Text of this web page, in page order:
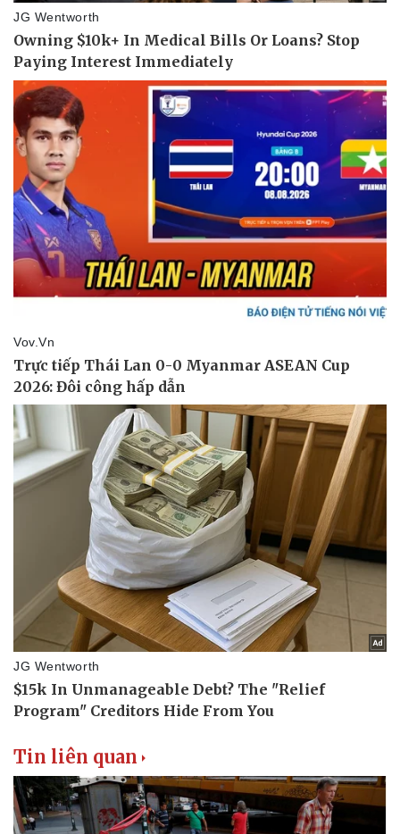
Pháp luật
Vụ án
Tin nóng
Tư vấn luật
Quân sự - Quốc phòng
Vũ khí
Việt Nam
Phân tích
Tin liên quan